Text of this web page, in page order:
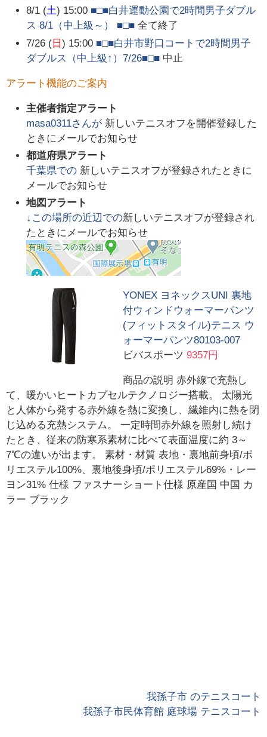
8/1 (土) 15:00 ■□■白井運動公園で2時間男子ダブル
ス 8/1（中上級～） ■□■ 全て終了
7/26 ( 日) 15:00 ■□■白井市野口コートで2時間男子
ダブルス（中上級↑）7/26■□■ 中止
アラート機能のご案内
主催者指定アラート
masa0311さんが 新しいテニスオフを開催登録した
ときにメールでお知らせ
都道府県アラート
千葉県での 新しいテニスオフが登録されたときに
メールでお知らせ
地図アラート
↓この場所の近辺での新しいテニスオフが登録され
たときにメールでお知らせ
YONEX ヨネックスUNI 裏地
付ウィンドウォーマーパンツ
(フィットスタイル)テニス ウ
ォーマーパンツ80103-007
ビバスポーツ 9357円
商品の説明 赤外線で充熱し
て、暖かいヒートカプセルテクノロジー搭載。 太陽光
と人体から発する赤外線を熱に変換し、繊維内に熱を閉
じ込める充熱システム。 一定時間赤外線を照射し続け
たとき、従来の防寒系素材に比べて表面温度に約 3～
7℃の違いが出ます。 素材・材質 表地・裏地前身頃/ポ
リエステル100%、裏地後身頃/ポリエステル69%・レー
ヨン31% 仕様 ファスナーショート仕様 原産国 中国 カ
ラー ブラック
我孫子市 のテニスコート
我孫子市民体育館 庭球場 テニスコート